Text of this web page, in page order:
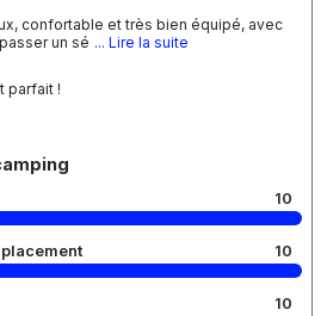
confortable et très bien équipé, avec
un sé ... Lire la suite
parfait !
10
10
10